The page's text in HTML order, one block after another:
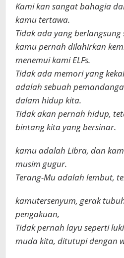
Kami kan sangat bahagia
kamu tertawa.
Tidak ada yang
kamu pernah dilahirkan
menemui kami ELFs.
Tidak ada memori yang
adalah sebuah
dalam hidup kita.
Tidak akan pernah hidup,
bintang kita yang bersinar.
kamu adalah Libra, dan
musim gugur.
Terang-Mu adalah lembut,
kamutersenyum, gerak
pengakuan,
Tidak pernah layu seperti
muda kita, ditutupi dengan